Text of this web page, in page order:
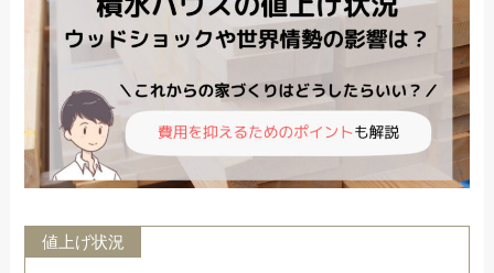
値上げ状況